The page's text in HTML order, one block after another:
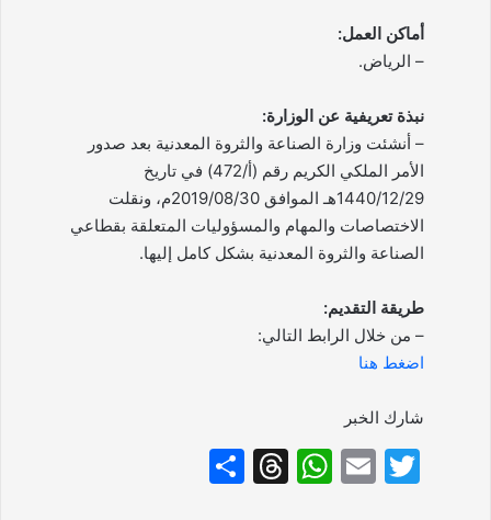
أماكن العمل:
– الرياض.
نبذة تعريفية عن الوزارة:
– أنشئت وزارة الصناعة والثروة المعدنية بعد صدور
الأمر الملكي الكريم رقم (أ/472) في تاريخ
1440/12/29هـ الموافق 2019/08/30م، ونقلت
الاختصاصات والمهام والمسؤوليات المتعلقة بقطاعي
الصناعة والثروة المعدنية بشكل كامل إليها.
طريقة التقديم:
– من خلال الرابط التالي:
اضغط هنا
شارك الخبر
T
E
W
T